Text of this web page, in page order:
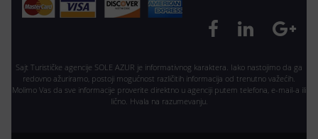
Sajt Turističke agencije SOLE AZUR je informativnog karaktera. Iako nastojimo da ga
redovno ažuriramo, postoji mogućnost različitih informacija od trenutno važećih.
Molimo Vas da sve informacije proverite direktno u agenciji putem telefona, e-mail-a ili
lično. Hvala na razumevanju.